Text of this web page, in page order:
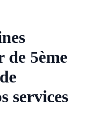
de 5ème
services